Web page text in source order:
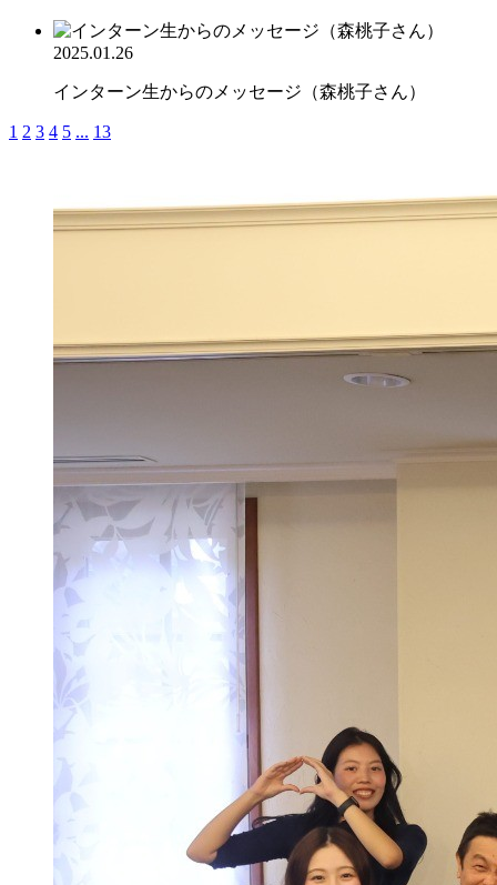
2025.01.26
インターン生からのメッセージ（森桃子さん）
1 2 3 4 5 ... 13